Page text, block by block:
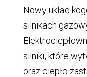
Nowy układ
silnikach
silniki, które
oraz ciepło